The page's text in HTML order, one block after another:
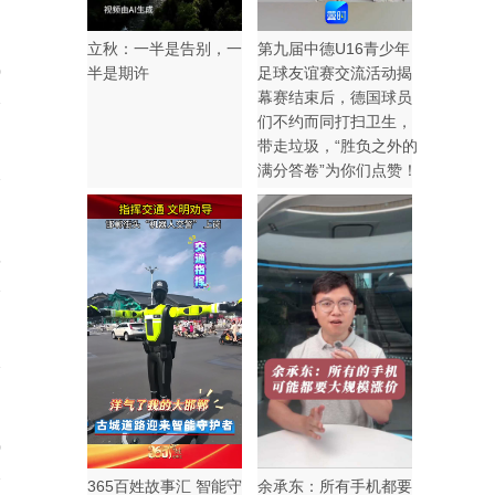
立秋：一半是告别，一
半是期许
第九届中德U16青少年
足球友谊赛交流活动揭
幕赛结束后，德国球员
们不约而同打扫卫生，
带走垃圾，“胜负之外的
满分答卷”为你们点赞！
365百姓故事汇 智能守 余承东：所有手机都要